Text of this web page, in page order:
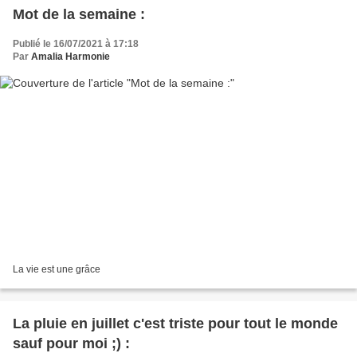
Mot de la semaine :
Publié le 16/07/2021 à 17:18
Par Amalia Harmonie
La vie est une grâce
La pluie en juillet c'est triste pour tout le monde
sauf pour moi ;) :